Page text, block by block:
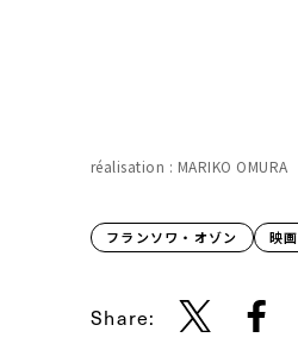
réalisation : MARIKO OMURA
フランソワ・オゾン 映画
Share: